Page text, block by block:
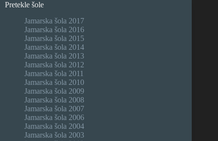
Pretekle šole
Jamarska šola 2017
Jamarska šola 2016
Jamarska šola 2015
Jamarska šola 2014
Jamarska šola 2013
Jamarska šola 2012
Jamarska šola 2011
Jamarska šola 2010
Jamarska šola 2009
Jamarska šola 2008
Jamarska šola 2007
Jamarska šola 2006
Jamarska šola 2004
Jamarska šola 2003